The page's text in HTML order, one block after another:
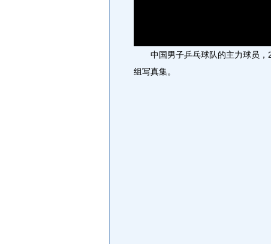
中国男子乒乓球队的主力球员，
组写真集。